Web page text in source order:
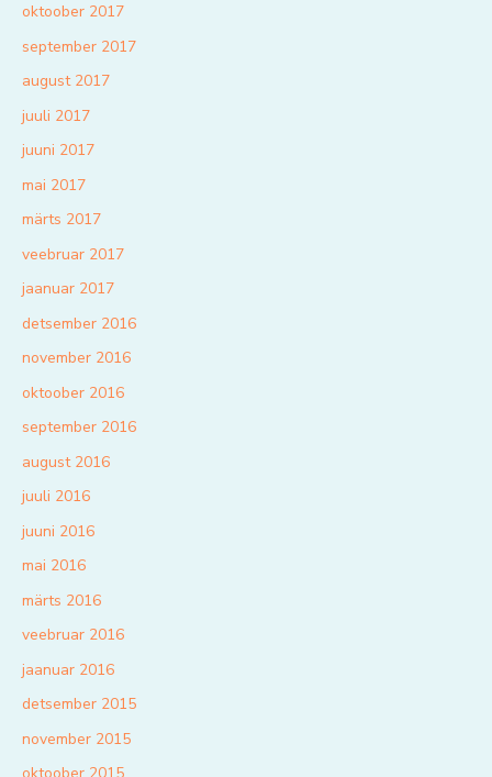
oktoober 2017
september 2017
august 2017
juuli 2017
juuni 2017
mai 2017
märts 2017
veebruar 2017
jaanuar 2017
detsember 2016
november 2016
oktoober 2016
september 2016
august 2016
juuli 2016
juuni 2016
mai 2016
märts 2016
veebruar 2016
jaanuar 2016
detsember 2015
november 2015